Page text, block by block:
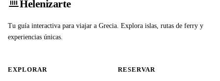
Helenizarte
Tu guía interactiva para viajar a Grecia. Explora islas, rutas de ferry y
experiencias únicas.
EXPLORAR RESERVAR